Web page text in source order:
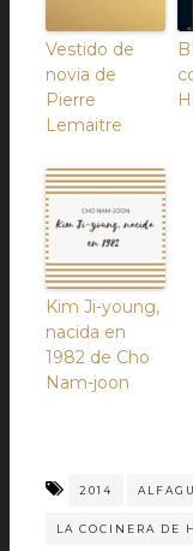
Vestido de
novia de
Pierre
Lemaitre
Kim Ji-young,
nacida en
1982 de Cho
Nam-joon
2014
LA COCINERA DE